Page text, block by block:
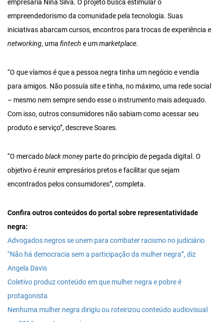
empresária Nina Silva. O projeto busca estimular o
empreendedorismo da comunidade pela tecnologia. Suas
iniciativas abarcam cursos, encontros para trocas de experiência e
networking, uma fintech e ummarketplace.
“O que víamos é que a pessoa negra tinha um negócio e vendia
para amigos. Não possuía site e tinha, no máximo, uma rede social
– mesmo nem sempre sendo esse o instrumento mais adequado.
Com isso, outros consumidores não sabiam como acessar seu
produto e serviço”, descreve Soares.
“O mercadoblack money parte do princípio de pegada digital. O
objetivo é reunir empresários pretos e facilitar que sejam
encontrados pelos consumidores”, completa.
Confira outros conteúdos do portal sobre representatividade
negra:
Advogados negros se unem para combater racismo no judiciário
“Não há democracia sem a participação da mulher negra”, diz
Angela Davis
Coletivo produz conteúdo em que mulher negra e pobre é
protagonista
Nenhuma mulher negra dirigiu ou roteirizou conteúdo audiovisual